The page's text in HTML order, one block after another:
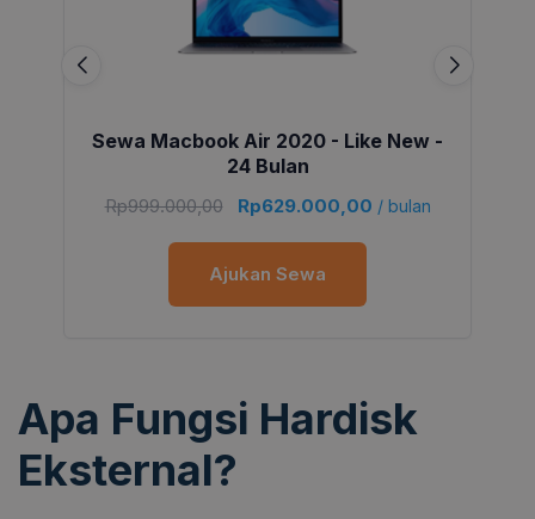
Sewa Macbook Air 2020 - Like New -
24 Bulan
Rp999.000,00 Rp629.000,00 / bulan
Ajukan Sewa
Apa Fungsi Hardisk
Eksternal?